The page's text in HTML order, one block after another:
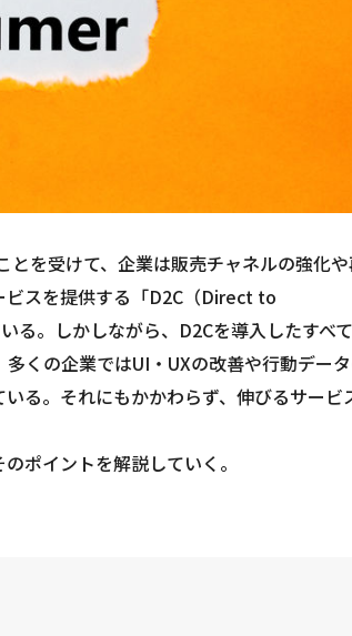
を受けて、企業は販売チャネルの強化
ビスを提供する「D2C（Direct to
る。しかしながら、D2Cを導入したすべて
くの企業ではUI・UXの改善や行動デー
る。それにもかかわらず、伸びるサービ
ポイントを解説していく。